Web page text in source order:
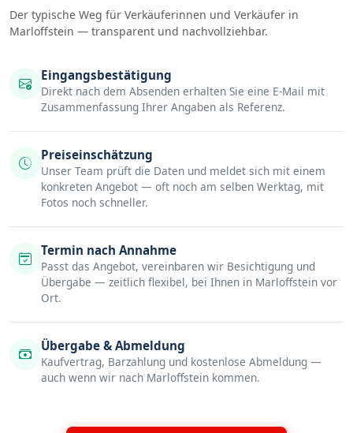
Der typische Weg für Verkäuferinnen und Verkäufer in
Marloffstein — transparent und nachvollziehbar.
Eingangsbestätigung
Direkt nach dem Absenden erhalten Sie eine E-Mail mit
Zusammenfassung Ihrer Angaben als Referenz.
Preiseinschätzung
Unser Team prüft die Daten und meldet sich mit einem
konkreten Angebot — oft noch am selben Werktag, mit
Fotos noch schneller.
Termin nach Annahme
Passt das Angebot, vereinbaren wir Besichtigung und
Übergabe — zeitlich flexibel, bei Ihnen in Marloffstein vor
Ort.
Übergabe & Abmeldung
Kaufvertrag, Barzahlung und kostenlose Abmeldung —
auch wenn wir nach Marloffstein kommen.